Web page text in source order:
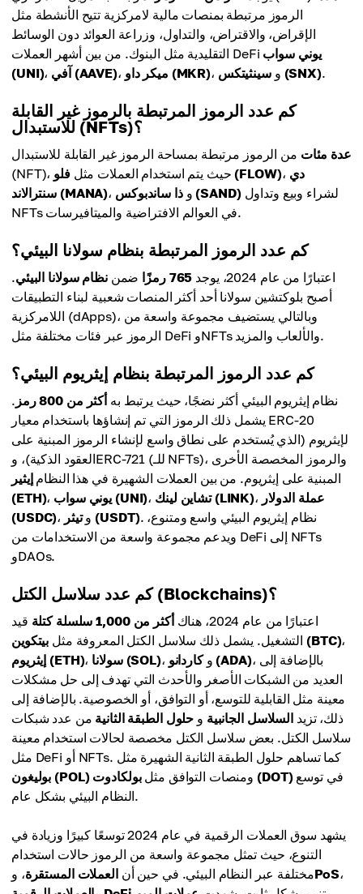
الرموز مرتبطة بمنصات مالية لامركزية تتيح الأنشطة مثل
الإقراض، والاقتراض، والتداول، وزراعة العوائد دون الوسائط
التقليدية مثل البنوك. من بين أشهر العملات DeFi يوني سواب
(UNI)، آفي (AAVE)، ميكر داو (MKR) ، و سينثيتكس (SNX).
كم عدد الرموز المرتبطة بالرموز غير القابلة
للاستبدال (NFTs)؟
عدة مئات من الرموز مرتبطة بمساحة الرموز غير القابلة للاستبدال
(NFT)، حيث يتم استخدام العملات مثل فلو (FLOW)، دي
سنترالاند (MANA)
، و ذا ساندبوكس (SAND)لشراء وبيع وتداول
NFTs في العوالم الافتراضية والميتافيرسات.
كم عدد الرموز المرتبطة بنظام سولانا البيئي؟
اعتبارًا من عام 2024، يوجد 765 رمزًا ضمننظام سولانا البيئي.
أصبح بلوكتشين سولانا أحد أكثر المنصات شعبية لبناء التطبيقات
اللامركزية (dApps)، وبالتالي يستضيف مجموعة واسعة من
الرموز عبر فئات مختلفة مثل DeFi وNFTs والألعاب والمزيد.
كم عدد الرموز المرتبطة بنظام إيثريوم البيئي؟
نظام إيثريوم البيئي أكثر نضجًا، حيث يرتبط به أكثر من 800 رمز
.
يشمل ذلك الرموز التي تم إنشاؤها باستخدام معيار ERC-20
لإيثريوم (الذي يُستخدم على نطاق واسع لإنشاء الرموز المبنية على
العقود الذكية)، وERC-721 (للـ NFTs)، والرموز المخصصة الأخرى
المبنية على إيثريوم. من بين العملات الشهيرة في هذا النظامإيثير
(ETH)، يوني سواب (UNI)، تشاين لينك (LINK)، عملة الدولار
(USDC)
، و تيثر (USDT). نظام إيثريوم البيئي واسع ومتنوع،
ويدعم مجموعة واسعة من الاستخدامات من DeFi إلى NFTs
وDAOs.
كم عدد سلاسل الكتل (Blockchains)؟
اعتبارًا من عام 2024، هناك أكثر من 1,000 سلسلة كتلة
قيد
التشغيل. يشمل ذلك سلاسل الكتل المعروفة مثل بيتكوين (BTC)،
إيثريوم (ETH)، سولانا (SOL) ، و كاردانو (ADA)، بالإضافة إلى
العديد من الشبكات الأصغر والأحدث التي تهدف إلى حل مشكلات
معينة مثل القابلية للتوسع، أو التوافق، أو الخصوصية. بالإضافة إلى
ذلك، تزيد السلاسل الجانبية و حلول الطبقة الثانية من عدد شبكات
سلاسل الكتل. بعض سلاسل الكتل مخصصة لحالات استخدام معينة
مثل DeFi أو NFTs. كما تساهم حلول الطبقة الثانية الشهيرة مثل
بوليغون (POL)
ومنصات التوافق مثل بولكادوت (DOT)في توسع
النظام البيئي بشكل عام.
يشهد سوق العملات الرقمية في عام 2024 توسعًا كبيرًا وزيادة في
التنوع، حيث تمثل مجموعة واسعة من الرموز حالات استخدام
مختلفة عبر النظام البيئي. في حين أنالعملات المستقرة، و PoS،